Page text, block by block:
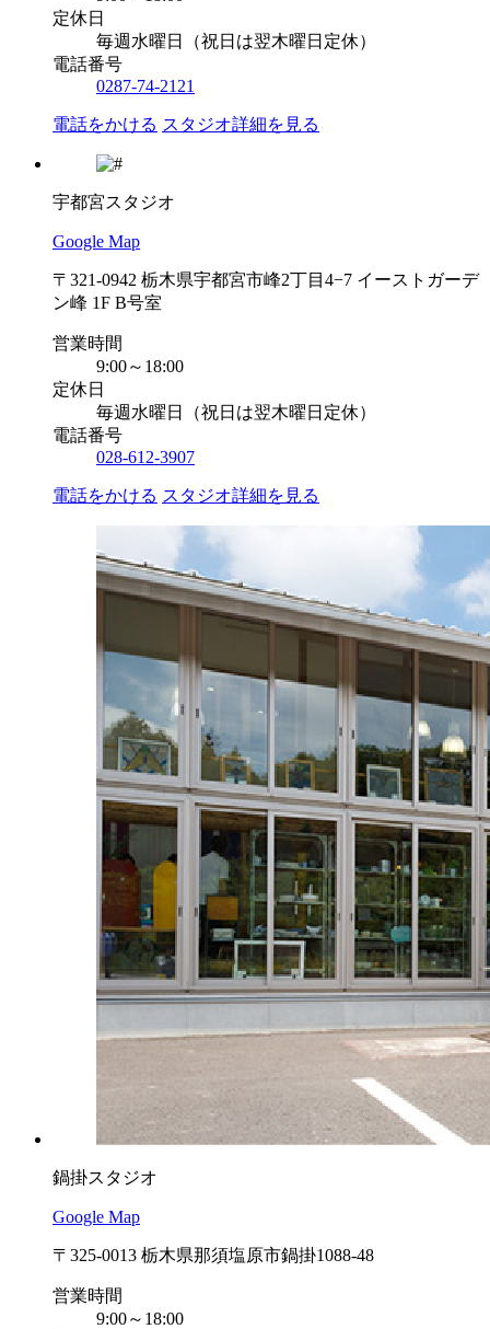
定休日
毎週水曜日（祝日は翌木曜日定休）
電話番号
0287-74-2121
電話をかける スタジオ詳細を見る
宇都宮スタジオ
Google Map
〒321-0942 栃木県宇都宮市峰2丁目4−7 イーストガーデ
ン峰 1F B号室
営業時間
9:00～18:00
定休日
毎週水曜日（祝日は翌木曜日定休）
電話番号
028-612-3907
電話をかける スタジオ詳細を見る
鍋掛スタジオ
Google Map
〒325-0013 栃木県那須塩原市鍋掛1088-48
営業時間
9:00～18:00